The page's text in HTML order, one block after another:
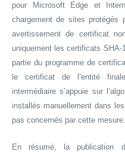
pour Microsoft Edge et
chargement de sites protégés
avertissement de certificat
uniquement les certificats
partie du programme de
le certificat de l’entité
intermédiaire s’appuie sur
installés manuellement dans
pas concernés par cette mesure.
En résumé, la publication